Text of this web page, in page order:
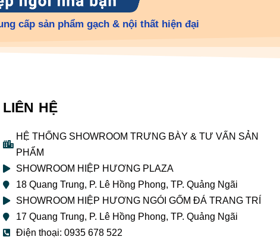
cấp sản phẩm gạch & nội thất hiện đại
LIÊN HỆ
HỆ THỐNG SHOWROOM TRƯNG BÀY & TƯ VẤN SẢN
PHẨM
SHOWROOM HIỆP HƯƠNG PLAZA
18 Quang Trung, P. Lê Hồng Phong, TP. Quảng Ngãi
SHOWROOM HIỆP HƯƠNG NGÓI GỐM ĐÁ TRANG TRÍ
17 Quang Trung, P. Lê Hồng Phong, TP. Quảng Ngãi
Điện thoại: 0935 678 522